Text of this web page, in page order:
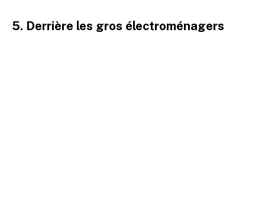
5. Derrière les gros électroménagers